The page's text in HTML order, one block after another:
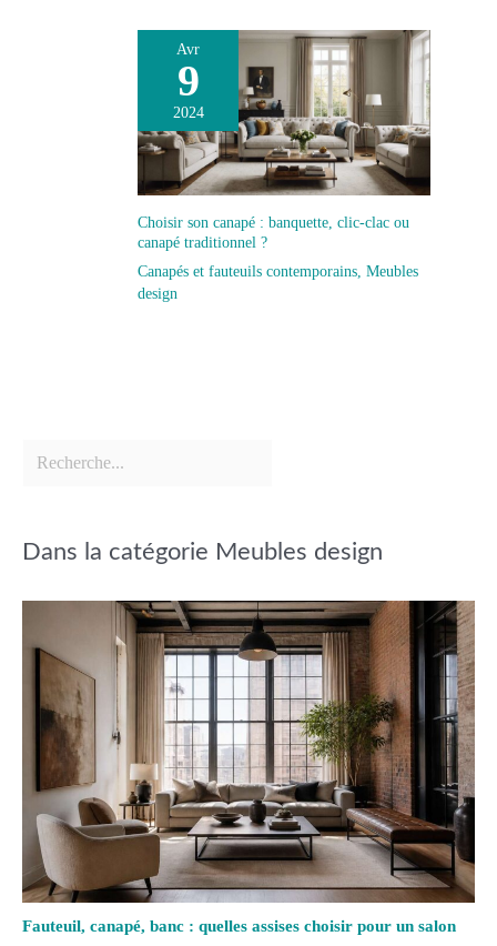
Avr
9
2024
Choisir son canapé : banquette, clic-clac ou
canapé traditionnel ?
Canapés et fauteuils contemporains, Meubles
design
Dans la catégorie Meubles design
Fauteuil, canapé, banc : quelles assises choisir pour un salon